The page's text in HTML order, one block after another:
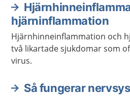
hjärninflammation
Hjärnhinneinflammation och
två likartade sjukdomar som
virus.
Så fungerar